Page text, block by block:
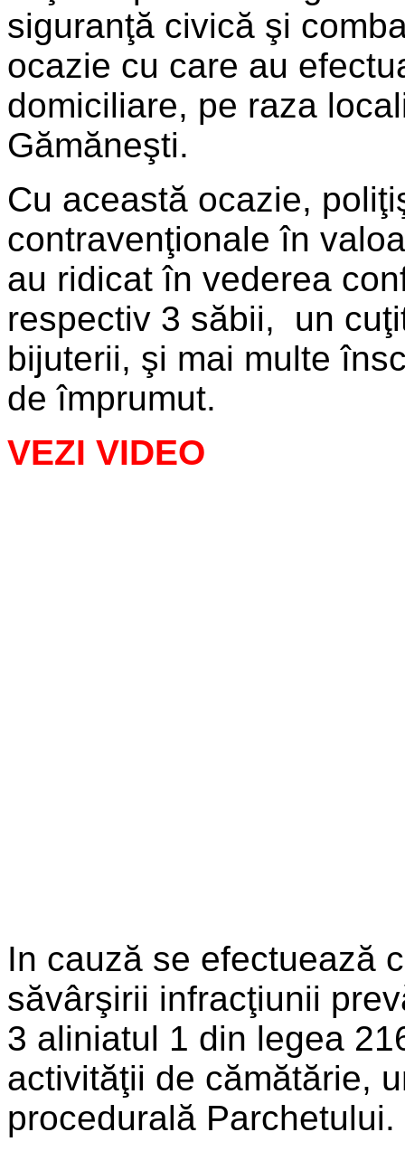
siguranţă civică şi
ocazie cu care au
domiciliare, pe raza
Gămăneşti.
Cu această ocazie,
contravenţionale în
au ridicat în vederea
respectiv 3 săbii, un
bijuterii, şi mai multe
de împrumut.
VEZI VIDEO
In cauză se efectuează
săvârşirii infracţiunii
3 aliniatul 1 din legea
activităţii de cămătărie,
procedurală Parchetului.